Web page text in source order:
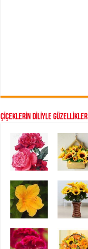
ÇİÇEKLERİN DİLİYLE GÜZELLİKLER